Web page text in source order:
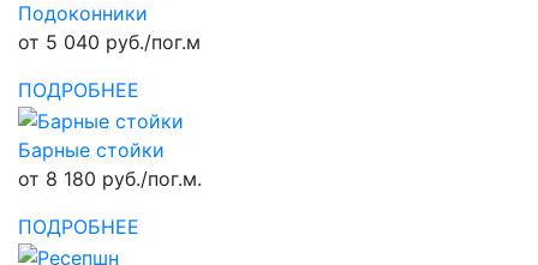
Подоконники
от 5 040 руб./пог.м
ПОДРОБНЕЕ
Барные стойки
от 8 180 руб./пог.м.
ПОДРОБНЕЕ